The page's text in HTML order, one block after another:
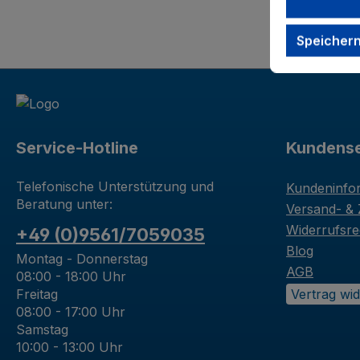
Service-Hotline
Telefonische Unterstützung und
Beratung unter:
+49 (0)9561/7059035
Montag - Donnerstag
08:00 - 18:00 Uhr
Freitag
08:00 - 17:00 Uhr
Samstag
10:00 - 13:00 Uhr
Versand- &
Blog
AGB
Vertrag
Speichern